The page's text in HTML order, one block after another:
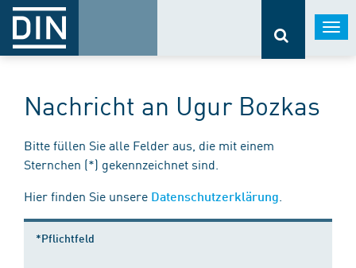
Nachricht an Ugur Bozkas
Bitte füllen Sie alle Felder aus, die mit einem
Sternchen (*) gekennzeichnet sind.
Hier finden Sie unsere Datenschutzerklärung
*Pflichtfeld